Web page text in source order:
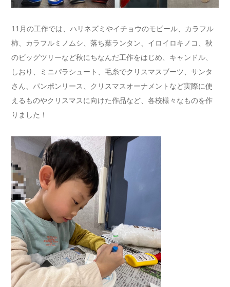
11月の工作では、ハリネズミやイチョウのモビール、カラフル
柿、カラフルミノムシ、落ち葉ランタン、イロイロキノコ、秋
のビッグツリーなど秋にちなんだ工作をはじめ、キャンドル、
しおり、ミニパラシュート、毛糸でクリスマスブーツ、サンタ
さん、パンポンリース、クリスマスオーナメントなど実際に使
えるものやクリスマスに向けた作品など、各校様々なものを作
りました！